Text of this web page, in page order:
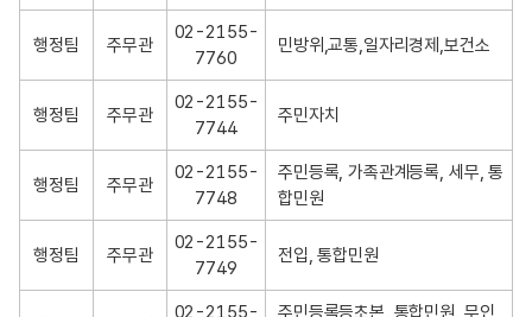
행정팀 주무관
02-2155-
7760
민방위,교통,일자리경제,보건소
행정팀 주무관
02-2155-
7744
주민자치
행정팀 주무관
02-2155-
7748
주민등록, 가족관계등록, 세무, 통
합민원
행정팀 주무관
02-2155-
7749
전입, 통합민원
02-2155-
주민등록등초본, 통합민원, 무인